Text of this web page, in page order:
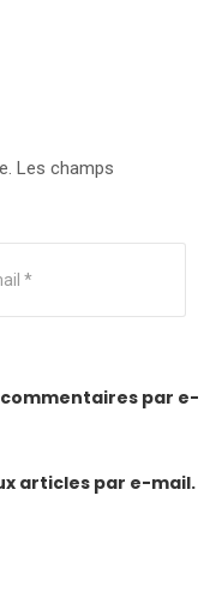
Les champs
par e-
articles par e-mail.